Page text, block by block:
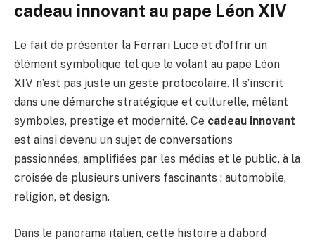
cadeau innovant au pape Léon XIV
Le fait de présenter la Ferrari Luce et d’offrir un
élément symbolique tel que le volant au pape Léon
XIV n’est pas juste un geste protocolaire. Il s’inscrit
dans une démarche stratégique et culturelle, mêlant
symboles, prestige et modernité. Ce cadeau innovant
est ainsi devenu un sujet de conversations
passionnées, amplifiées par les médias et le public, à la
croisée de plusieurs univers fascinants : automobile,
religion, et design.
Dans le panorama italien, cette histoire a d’abord